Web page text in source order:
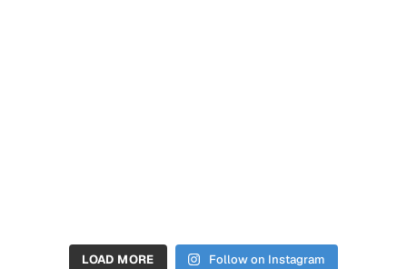
LOAD MORE Follow on Instagram